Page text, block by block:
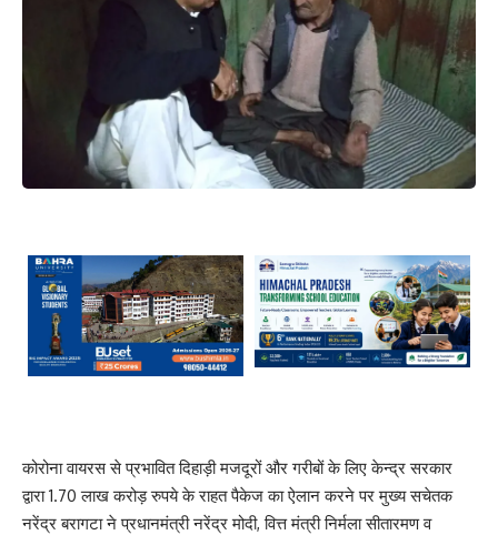
कोरोना वायरस से प्रभावित दिहाड़ी मजदूरों और गरीबों के लिए केन्द्र सरकार
द्वारा 1.70 लाख करोड़ रुपये के राहत पैकेज का ऐलान करने पर मुख्य सचेतक
नरेंद्र बरागटा ने प्रधानमंत्री नरेंद्र मोदी, वित्त मंत्री निर्मला सीतारमण व